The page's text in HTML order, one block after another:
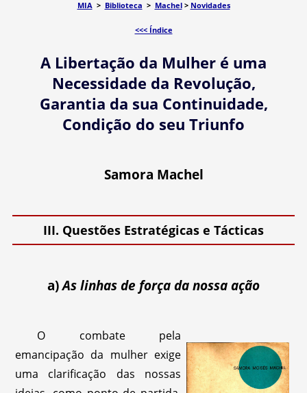
MIA> Biblioteca > Machel> Novidades
<<< Índice
A Libertação da Mulher é uma
Necessidade da Revolução,
Garantia da sua Continuidade,
Condição do seu Triunfo
Samora Machel
III. Questões Estratégicas e Tácticas
a)As linhas de força da nossa ação
O combate pela
emancipação da mulher exige
uma clarificação das nossas